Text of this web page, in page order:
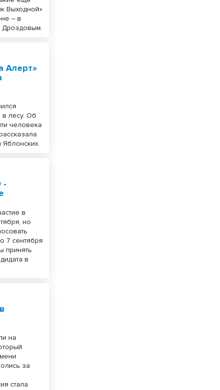
Выходной»
– в
Дроздовым.
Алерт»
в лесу. Об
человека
Яблонских.
-
в
но
7 сентября
принять
в
на
за
стала